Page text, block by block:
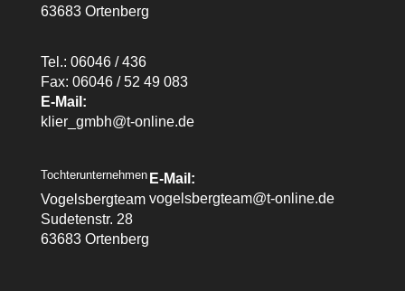
63683 Ortenberg
Tel.: 06046 / 436
Fax: 06046 / 52 49 083
E-Mail:
klier_gmbh@t-online.de
Tochterunternehmen
Vogelsbergteam
Sudetenstr. 28
63683 Ortenberg
E-Mail:
vogelsbergteam@t-online.de